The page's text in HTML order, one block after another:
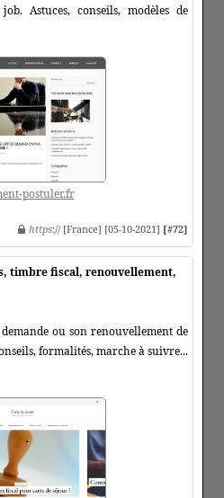
Astuces, conseils, modèles de
postuler.fr
https:// [France] [05-10-2021] [#72]
timbre fiscal, renouvellement,
ou son renouvellement de
formalités, marche à suivre...